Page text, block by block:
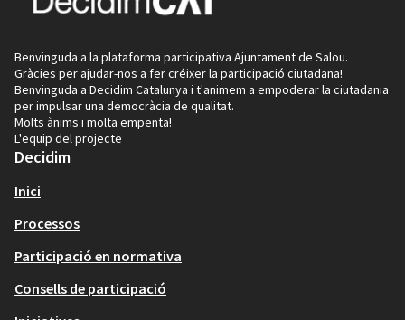
Benvinguda a la plataforma participativa Ajuntament de Salou.
Gràcies per ajudar-nos a fer créixer la participació ciutadana!
Benvinguda a Decidim Catalunya i t'animem a empoderar la ciutadania
per impulsar una democràcia de qualitat.
Molts ànims i molta empenta!
L'equip del projecte
Decidim
Inici
Processos
Participació en normativa
Consells de participació